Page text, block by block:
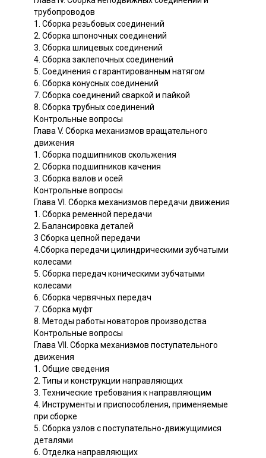
трубопроводов
1. Сборка резьбовых соединений
2. Сборка шпоночных соединений
3. Сборка шлицевых соединений
4. Сборка заклепочных соединений
5. Соединения с гарантированным натягом
6. Сборка конусных соединений
7. Сборка соединений сваркой и пайкой
8. Сборка трубных соединений
Контрольные вопросы
Глава V. Сборка механизмов вращательного
движения
1. Сборка подшипников скольжения
2. Сборка подшипников качения
3. Сборка валов и осей
Контрольные вопросы
Глава VI. Сборка механизмов передачи движения
1. Сборка ременной передачи
2. Балансировка деталей
3 Сборка цепной передачи
4.Сборка передачи цилиндрическими зубчатыми
колесами
5. Сборка передач коническими зубчатыми
колесами
6. Сборка червячных передач
7. Сборка муфт
8. Методы работы новаторов производства
Контрольные вопросы
Глава VII. Сборка механизмов поступательного
движения
1. Общие сведения
2. Типы и конструкции направляющих
3. Технические требования к направляющим
4. Инструменты и приспособления, применяемые
при сборке
5. Сборка узлов с поступательно-движущимися
деталями
6. Отделка направляющих